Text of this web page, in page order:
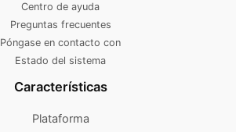
Centro de ayuda
Preguntas frecuentes
Póngase en contacto con
Estado del sistema
Características
Plataforma